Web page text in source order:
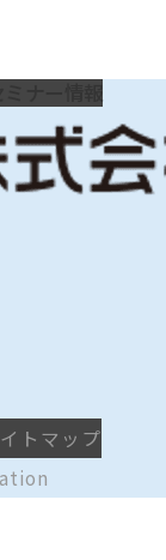
ミナー情報
トマップ